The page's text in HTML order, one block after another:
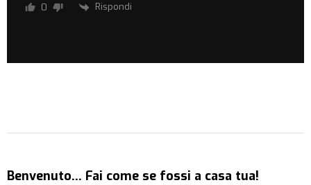
0 Rispondi
Benvenuto… Fai come se fossi a casa tua!